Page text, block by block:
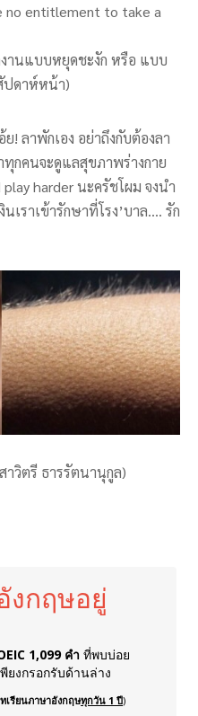
no entitlement to take a
านแบบหยุดชะงัก หรือ แบบ
ปดาห์หน้า)
! ลาพักเอง อย่าถึงกับต้องลา
กคนจะดูแลสุขภาพร่างกาย
harder นะครัชโผม จงนำ
เราเข้ารักษาที่โรง’บาล…. รัก
าวิตรี ธารรัตนานุกูล)
งกฤษอยู่
1,099 คำ ที่พบบ่อย
พียงกรอกรับด้านล่าง
เรียนภาษาอังกฤษทุกวัน 1 ปี)